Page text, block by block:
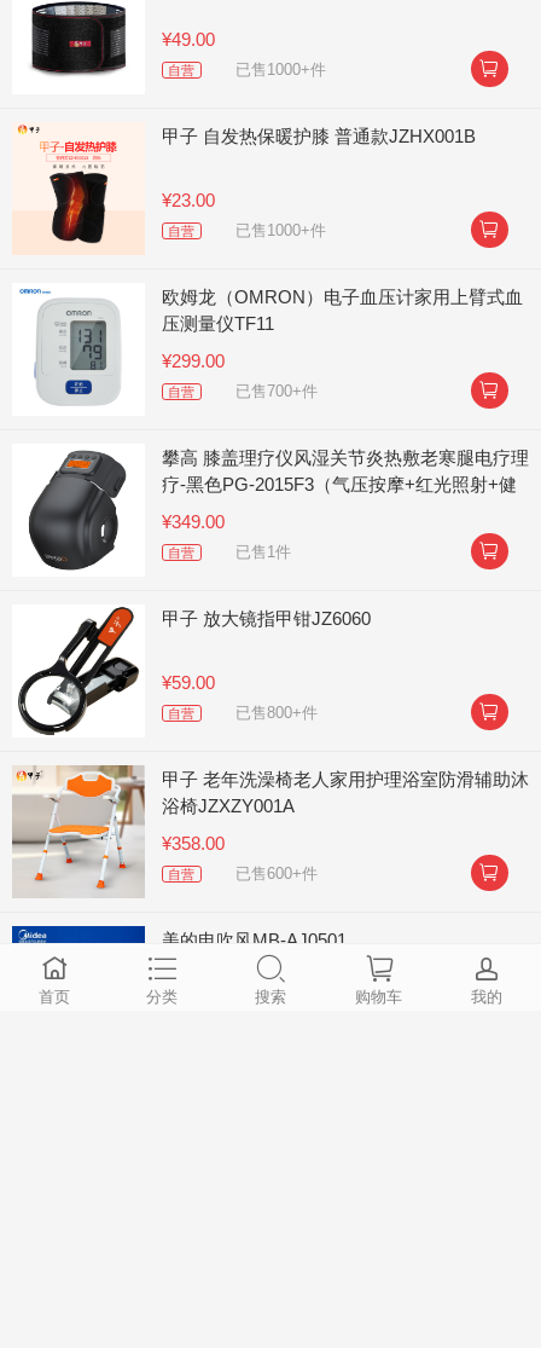
¥49.00
自营 已售1000+件 
甲子 自发热保暖护膝 普通款JZHX001B
¥23.00
自营 已售1000+件 
欧姆龙（OMRON）电子血压计家用上臂式血
压测量仪TF11
¥299.00
自营 已售700+件 
攀高 膝盖理疗仪风湿关节炎热敷老寒腿电疗理
疗-黑色PG-2015F3（气压按摩+红光照射+健
康磁石）
¥349.00
自营 已售1件 
甲子 放大镜指甲钳JZ6060
¥59.00
自营 已售800+件 
甲子 老年洗澡椅老人家用护理浴室防滑辅助沐
浴椅JZXZY001A
¥358.00
自营 已售600+件 
美的电吹风MB-AJ0501
¥74.90
首页 分类 搜索 购物车 我的